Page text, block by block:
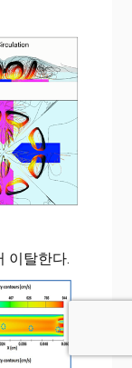
이탈한다.